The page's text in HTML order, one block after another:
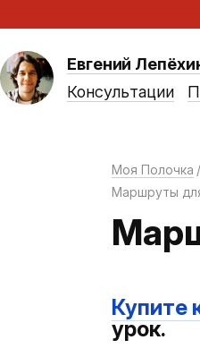
Евгений
Консультации
Моя Полочка
Маршруты
Купите
урок.